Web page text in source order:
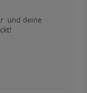
und deine